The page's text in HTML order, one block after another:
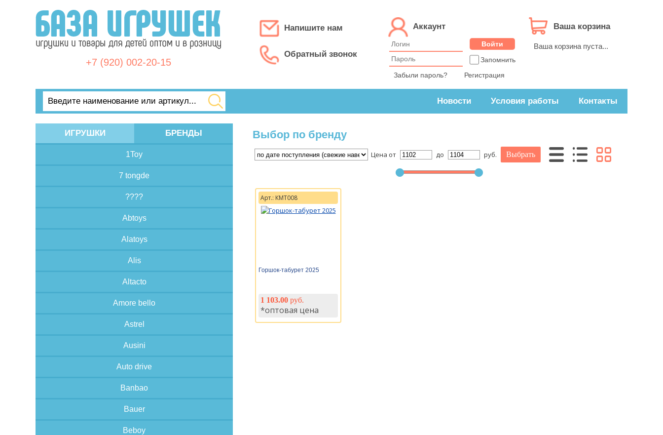
+7 (920) 002-20-15
Ваша корзина
Ваша корзина пуста...
Аккаунт
Запомнить
Забыли пароль?
Регистрация
Напишите нам
Обратный звонок
Новости Условия работы Контакты
ИГРУШКИ БРЕНДЫ
1Toy
7 tongde
????
Abtoys
Alatoys
Alis
Altacto
Amore bello
Astrel
Ausini
Auto drive
Banbao
Bauer
Beboy
Выбор по бренду
Цена от до руб.
Арт.: КМТ008
Горшок-табурет 2025
1 103.00 руб.
*оптовая цена